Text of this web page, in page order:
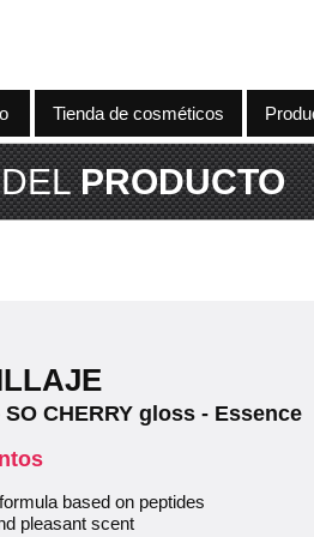
Tienda de cosméticos
PRODUCTO
CHERRY gloss - Essence
based on peptides
pleasant scent